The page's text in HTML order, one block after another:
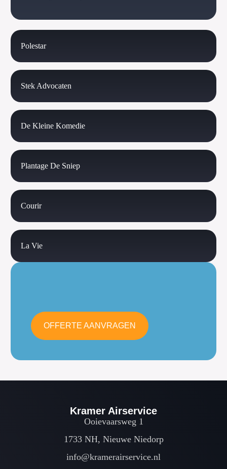
Polestar
Stek Advocaten
De Kleine Komedie
Plantage De Sniep
Courir
La Vie
OFFERTE AANVRAGEN
Kramer Airservice
Ooievaarsweg 1
1733 NH, Nieuwe Niedorp
info@kramerairservice.nl